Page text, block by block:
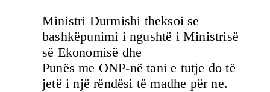
Ministri Durmishi theksoi se
bashkëpunimi i ngushtë i Ministrisë
së Ekonomisë dhe
Punës me ONP-në tani e tutje do të
jetë i një rëndësi të madhe për ne.